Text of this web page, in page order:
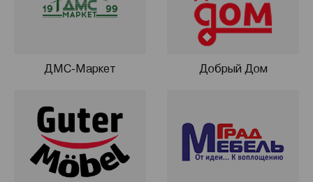
ДМС-Маркет Добрый Дом